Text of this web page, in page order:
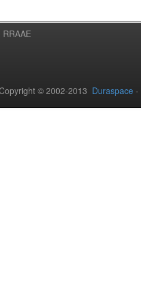
© 2002-2013 Duraspace -